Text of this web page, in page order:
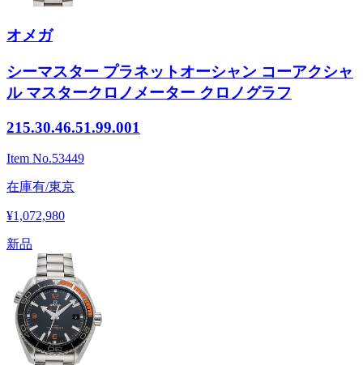
オメガ
シーマスター プラネットオーシャン コーアクシャ
ル マスタークロノメーター クロノグラフ
215.30.46.51.99.001
Item No.53449
在庫有/東京
¥1,072,980
新品